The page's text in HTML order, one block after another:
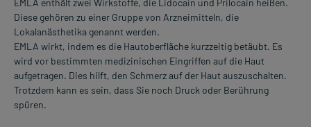
EMLA enthält zwei Wirkstoffe, die Lidocain und Prilocain heißen.
Diese gehören zu einer Gruppe von Arzneimitteln, die
Lokalanästhetika genannt werden.
EMLA wirkt, indem es die Hautoberfläche kurzzeitig betäubt. Es
wird vor bestimmten medizinischen Eingriffen auf die Haut
aufgetragen. Dies hilft, den Schmerz auf der Haut auszuschalten.
Trotzdem kann es sein, dass Sie noch Druck oder Berührung
spüren.